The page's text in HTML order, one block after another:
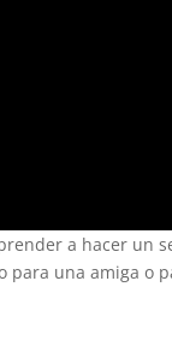
a hacer un
para una amiga o